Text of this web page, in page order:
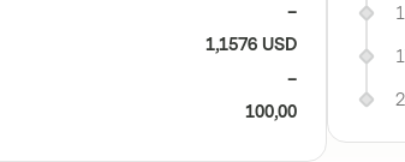
–
1,1576 USD
–
100,00